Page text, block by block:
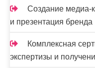
Создание медиа-
и презентация бренда
Комплексная
экспертизы и